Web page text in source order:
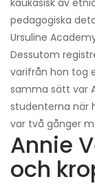
kaukasisk av
pedagogiska
Ursuline
Dessutom
varifrån hon tog
samma sätt var
studenterna när
var två gånger
Annie
och